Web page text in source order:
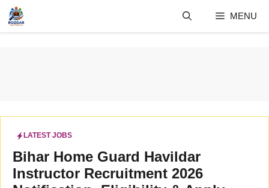
Skip
content
MENU
LATEST JOBS
Bihar Home Guard Havildar
Instructor Recruitment 2026